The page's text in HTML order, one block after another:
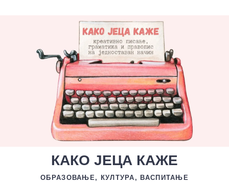
КАКО ЈЕЦА КАЖЕ
ОБРАЗОВАЊЕ, КУЛТУРА, ВАСПИТАЊЕ